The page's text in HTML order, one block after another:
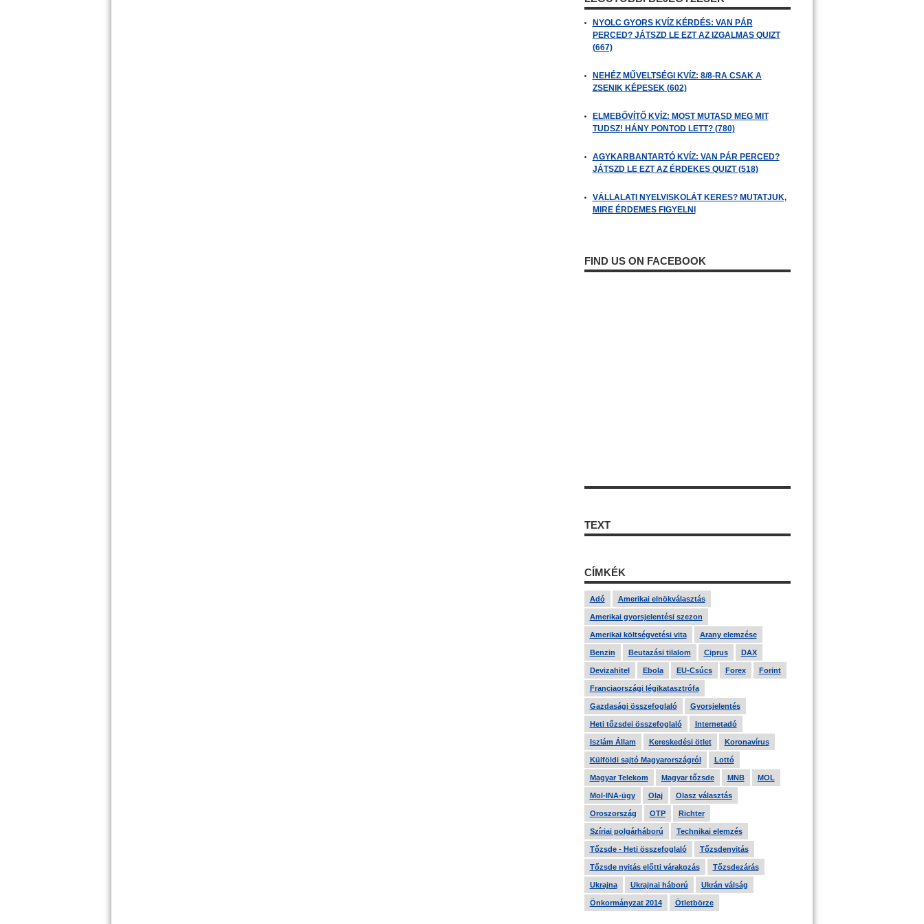
NYOLC GYORS KVÍZ KÉRDÉS: VAN PÁR
PERCED? JÁTSZD LE EZT AZ IZGALMAS QUIZT
(667)
NEHÉZ MŰVELTSÉGI KVÍZ: 8/8-RA CSAK A
ZSENIK KÉPESEK (602)
ELMEBŐVÍTŐ KVÍZ: MOST MUTASD MEG MIT
TUDSZ! HÁNY PONTOD LETT? (780)
AGYKARBANTARTÓ KVÍZ: VAN PÁR PERCED?
JÁTSZD LE EZT AZ ÉRDEKES QUIZT (518)
VÁLLALATI NYELVISKOLÁT KERES? MUTATJUK,
MIRE ÉRDEMES FIGYELNI
FIND US ON FACEBOOK
TEXT
CÍMKÉK
Adó Amerikai elnökválasztás
Amerikai gyorsjelentési szezon
Amerikai költségvetési vita Arany elemzése
Benzin Beutazási tilalom Ciprus DAX
Devizahitel Ebola EU-Csúcs Forex Forint
Franciaországi légikatasztrófa
Gazdasági összefoglaló Gyorsjelentés
Heti tőzsdei összefoglaló Internetadó
Iszlám Állam Kereskedési ötlet Koronavírus
Külföldi sajtó Magyarországról Lottó
Magyar Telekom Magyar tőzsde MNB MOL
Mol-INA-ügy Olaj Olasz választás
Oroszország OTP Richter
Szíriai polgárháború Technikai elemzés
Tőzsde - Heti összefoglaló Tőzsdenyitás
Tőzsde nyitás előtti várakozás Tőzsdezárás
Ukrajna Ukrajnai háború Ukrán válság
Önkormányzat 2014 Ötletbörze